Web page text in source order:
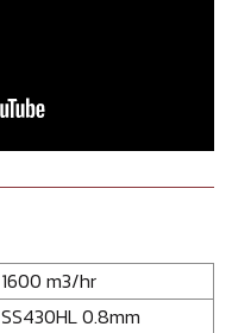
1600 m3/hr
SS430HL 0.8mm